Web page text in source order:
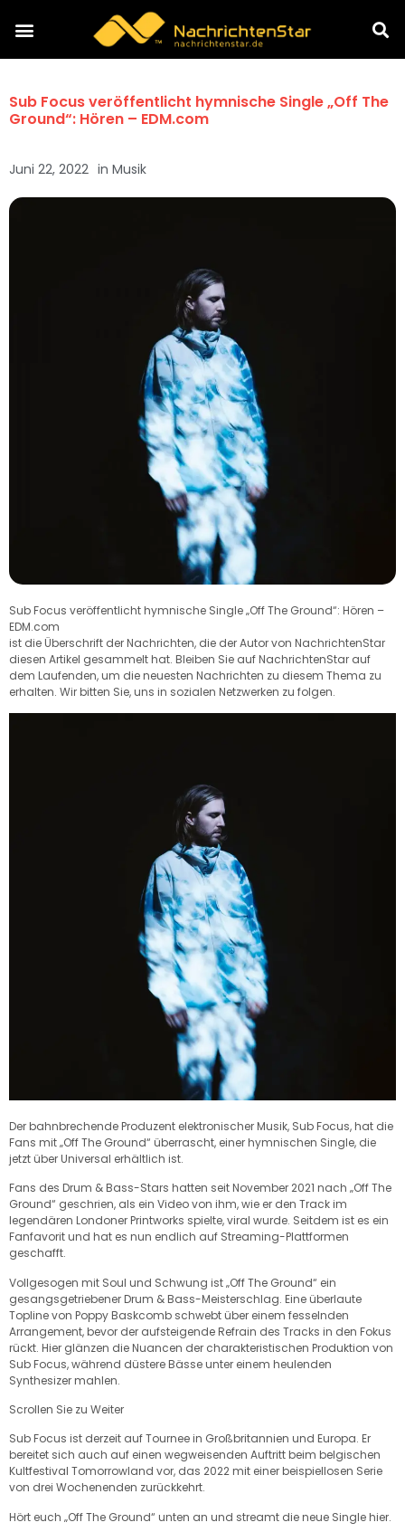
Sub Focus veröffentlicht hymnische Single „Off The
Ground“: Hören – EDM.com
Juni 22, 2022 in Musik
Sub Focus veröffentlicht hymnische Single „Off The Ground“: Hören –
EDM.com
ist die Überschrift der Nachrichten, die der Autor von NachrichtenStar
diesen Artikel gesammelt hat. Bleiben Sie auf NachrichtenStar auf
dem Laufenden, um die neuesten Nachrichten zu diesem Thema zu
erhalten. Wir bitten Sie, uns in sozialen Netzwerken zu folgen.
Der bahnbrechende Produzent elektronischer Musik, Sub Focus, hat die
Fans mit „Off The Ground“ überrascht, einer hymnischen Single, die
jetzt über Universal erhältlich ist.
Fans des Drum & Bass-Stars hatten seit November 2021 nach „Off The
Ground“ geschrien, als ein Video von ihm, wie er den Track im
legendären Londoner Printworks spielte, viral wurde. Seitdem ist es ein
Fanfavorit und hat es nun endlich auf Streaming-Plattformen
geschafft.
Vollgesogen mit Soul und Schwung ist „Off The Ground“ ein
gesangsgetriebener Drum & Bass-Meisterschlag. Eine überlaute
Topline von Poppy Baskcomb schwebt über einem fesselnden
Arrangement, bevor der aufsteigende Refrain des Tracks in den Fokus
rückt. Hier glänzen die Nuancen der charakteristischen Produktion von
Sub Focus, während düstere Bässe unter einem heulenden
Synthesizer mahlen.
Scrollen Sie zu Weiter
Sub Focus ist derzeit auf Tournee in Großbritannien und Europa. Er
bereitet sich auch auf einen wegweisenden Auftritt beim belgischen
Kultfestival Tomorrowland vor, das 2022 mit einer beispiellosen Serie
von drei Wochenenden zurückkehrt.
Hört euch „Off The Ground“ unten an und streamt die neue Single hier.